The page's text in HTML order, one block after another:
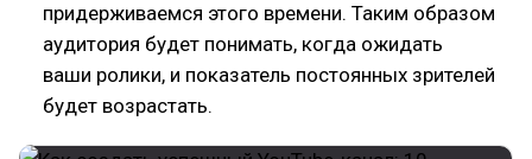
придерживаемся этого времени. Таким образом
аудитория будет понимать, когда ожидать
ваши ролики, и показатель постоянных зрителей
будет возрастать.